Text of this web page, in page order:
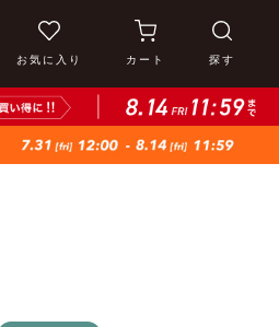
お気に入り カート 探す